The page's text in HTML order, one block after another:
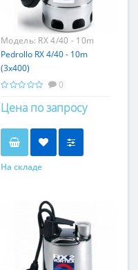
Модель: RX 4/40 - 10m
(3x400)
Pedrollo RX 4/40 - 10m
(3x400)
0
Цена по запросу
На складе